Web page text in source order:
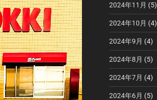
2024年11月 (5)
2024年10月 (4)
2024年9月 (4)
2024年8月 (5)
2024年7月 (4)
2024年6月 (5)